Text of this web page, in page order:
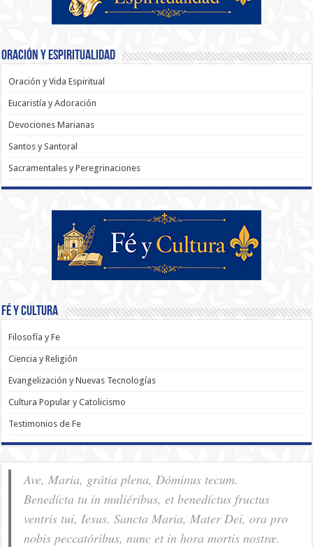
Oración y Espiritualidad
Oración y Vida Espiritual
Eucaristía y Adoración
Devociones Marianas
Santos y Santoral
Sacramentales y Peregrinaciones
Fé y Cultura
Filosofía y Fe
Ciencia y Religión
Evangelización y Nuevas Tecnologías
Cultura Popular y Catolicismo
Testimonios de Fe
Ave, Maria, grátia plena, Dóminus tecum.
Benedícta tu in muliéribus, et benedíctus fructus
ventris tui, Iesus. Sancta Maria, Mater Dei, ora pro
nobis pec­ca­tóribus, nunc et in hora mortis nostræ.